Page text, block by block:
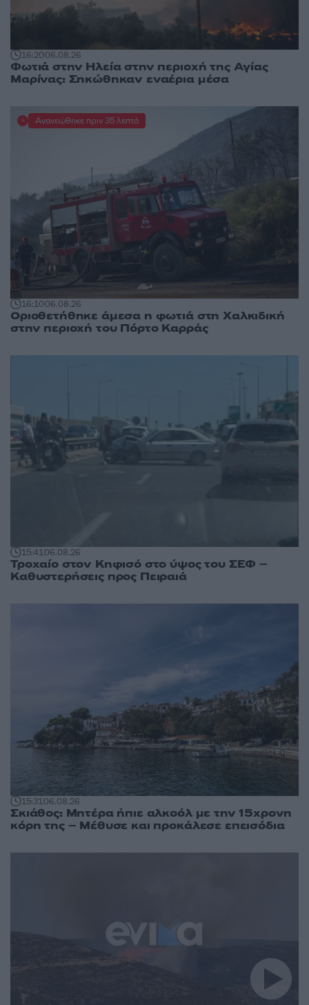
16:2006.08.26
Φωτιά στην Ηλεία στην περιοχή της Αγίας
Μαρίνας: Σηκώθηκαν εναέρια μέσα
16:1006.08.26
Οριοθετήθηκε άμεσα η φωτιά στη Χαλκιδική
στην περιοχή του Πόρτο Καρράς
Ανανεώθηκε πριν 35 λεπτά
15:4106.08.26
Τροχαίο στον Κηφισό στο ύψος του ΣΕΦ –
Καθυστερήσεις προς Πειραιά
15:3106.08.26
Σκιάθος: Μητέρα ήπιε αλκοόλ με την 15χρονη
κόρη της – Μέθυσε και προκάλεσε επεισόδια